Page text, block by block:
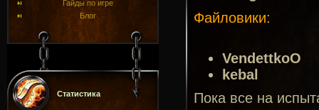
Гайды по игре
Блог
Статистика
Файловики:
VendettkoO
kebal
Пока все на